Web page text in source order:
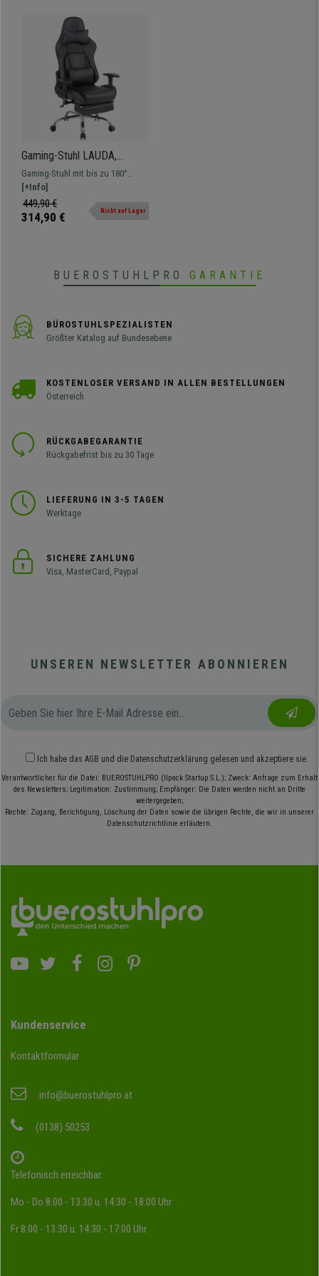
Gaming-Stuhl LAUDA,
verstellbare Rückenlehne,
Fußstütze, Wärme- und
Massagefunktion, Leder,
Farbe Schwarz
Gaming-Stuhl mit bis zu 180°
neigbarer Rückenlehne,
ausziehbarer Fußstütze und
Wärme- und Massagefunktion.
[+Info]
449,90 €
314,90 € Nicht auf Lager
BUEROSTUHLPRO GARANTIE
BÜROSTUHLSPEZIALISTEN
Größter Katalog auf Bundesebene
KOSTENLOSER VERSAND IN ALLEN BESTELLUNGEN
Österreich
RÜCKGABEGARANTIE
Rückgabefrist bis zu 30 Tage
LIEFERUNG IN 3-5 TAGEN
Werktage
SICHERE ZAHLUNG
Visa, MasterCard, Paypal
UNSEREN NEWSLETTER ABONNIEREN
Ich habe das AGB und die Datenschutzerklärung gelesen und akzeptiere sie.
Verantwortlicher für die Datei: BUEROSTUHLPRO (Ilpack Startup S.L.); Zweck: Anfrage zum Erhalt
des Newsletters; Legitimation: Zustimmung; Empfänger: Die Daten werden nicht an Dritte
weitergegeben;
Rechte: Zugang, Berichtigung, Löschung der Daten sowie die übrigen Rechte, die wir in unserer
Datenschutzrichtlinie erläutern.
Kundenservice
Kontaktformular
info@buerostuhlpro.at
(0138) 50253
Telefonisch erreichbar:
Mo - Do 8:00 - 13:30 u. 14:30 - 18:00 Uhr
Fr 8:00 - 13:30 u. 14:30 - 17:00 Uhr